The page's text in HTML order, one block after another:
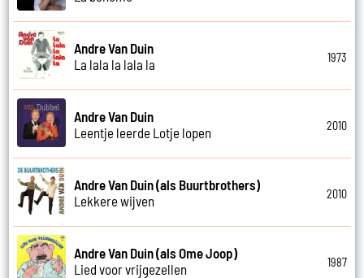
Andre Van Duin
La lala la lala la
1973
Andre Van Duin
Leentje leerde Lotje lopen
2010
Andre Van Duin (als Buurtbrothers)
Lekkere wijven
2010
Andre Van Duin (als Ome Joop)
Lied voor vrijgezellen
1987